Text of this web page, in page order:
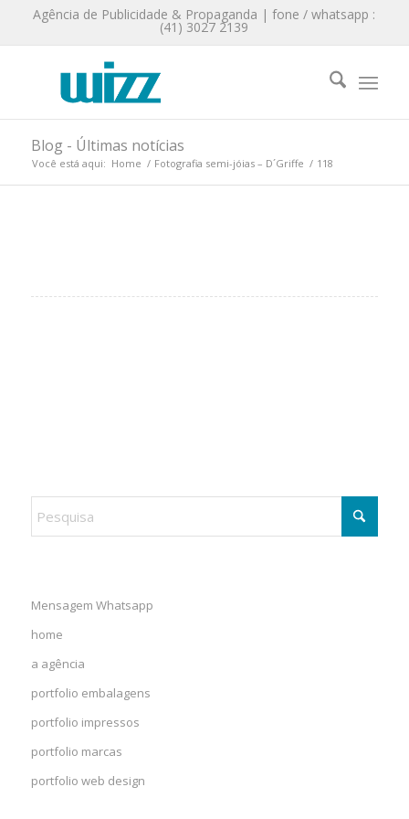
Agência de Publicidade & Propaganda | fone / whatsapp :
(41) 3027 2139
Blog - Últimas notícias
Você está aqui: Home / Fotografia semi-jóias – D´Griffe / 118
Mensagem Whatsapp
home
a agência
portfolio embalagens
portfolio impressos
portfolio marcas
portfolio web design